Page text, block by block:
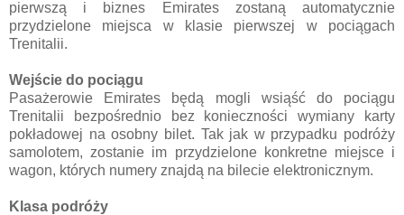
pierwszą i biznes Emirates zostaną automatycznie
przydzielone miejsca w klasie pierwszej w pociągach
Trenitalii.
Wejście do pociągu
Pasażerowie Emirates będą mogli wsiąść do pociągu
Trenitalii bezpośrednio bez konieczności wymiany karty
pokładowej na osobny bilet. Tak jak w przypadku podróży
samolotem, zostanie im przydzielone konkretne miejsce i
wagon, których numery znajdą na bilecie elektronicznym.
Klasa podróży